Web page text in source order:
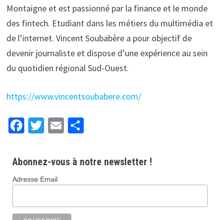
Montaigne et est passionné par la finance et le monde
des fintech. Etudiant dans les métiers du multimédia et
de l’internet. Vincent Soubabère a pour objectif de
devenir journaliste et dispose d’une expérience au sein
du quotidien régional Sud-Ouest.
https://www.vincentsoubabere.com/
Fa
b
o
o
k
T
tt
er
E
ai
P
ta
r
Abonnez-vous à notre newsletter !
Adresse Email